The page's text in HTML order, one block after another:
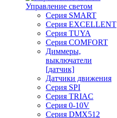
Управление светом
Серия SMART
Серия EXCELLENT
Серия TUYA
Серия COMFORT
Диммеры,
выключатели
[датчик]
Датчики движения
Серия SPI
Серия TRIAC
Серия 0-10V
Серия DMX512